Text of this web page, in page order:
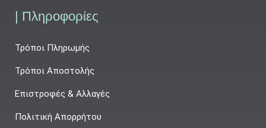
| Πληροφορίες
Τρόποι Πληρωμής
Τρόποι Αποστολής
Επιστροφές & Αλλαγές
Πολιτική Απορρήτου